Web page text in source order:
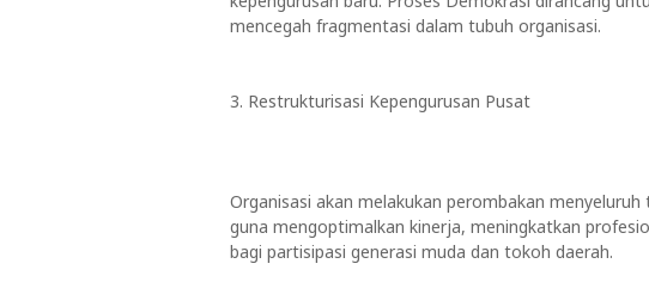
mencegah fragmentasi dalam tubuh organisasi.
3. Restrukturisasi Kepengurusan Pusat
Organisasi akan melakukan perombakan
guna mengoptimalkan kinerja, meningkatkan
bagi partisipasi generasi muda dan tokoh daerah.